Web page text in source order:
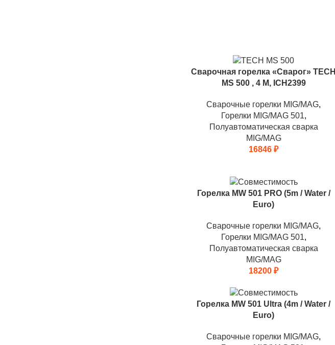
Сварочная горелка «Сварог» TECH
MS 500 , 4 М, ICH2399
Сварочные горелки MIG/MAG,
Горелки MIG/MAG 501,
Полуавтоматическая сварка
MIG/MAG
16846₽
Горелка MW 501 PRO (5m / Water /
Euro)
Сварочные горелки MIG/MAG,
Горелки MIG/MAG 501,
Полуавтоматическая сварка
MIG/MAG
18200₽
Горелка MW 501 Ultra (4m / Water /
Euro)
Сварочные горелки MIG/MAG,